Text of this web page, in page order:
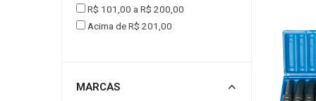
PEÇA DE REPOSIÇÃO
PISTOLA PARA LIMPEZA / AR
Avanço Automático
R$ 101,00 a R$ 200,00
Acima de R$ 201,00
MARCAS